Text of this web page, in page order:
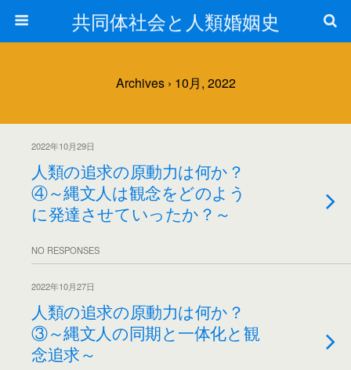
共同体社会と人類婚姻史
Archives › 10月, 2022
2022年10月29日
人類の追求の原動力は何か？
④～縄文人は観念をどのよう
に発達させていったか？～
NO RESPONSES
2022年10月27日
人類の追求の原動力は何か？
③～縄文人の同期と一体化と観
念追求～